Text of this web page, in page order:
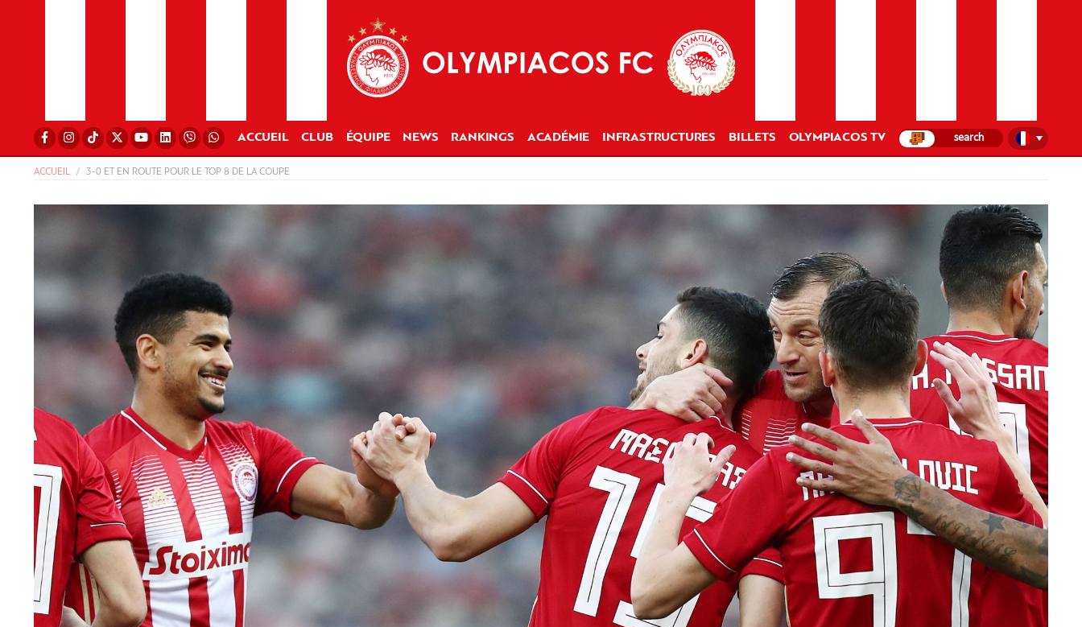
ACCUEIL CLUB ÉQUIPE NEWS RANKINGS ACADÉMIE INFRASTRUCTURES BILLETS OLYMPIACOS TV
ACCUEIL 3-0 ET EN ROUTE POUR LE TOP 8 DE LA COUPE